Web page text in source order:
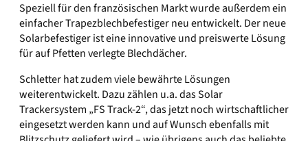
Speziell für den französischen Markt wurde außerdem ein
einfacher Trapezblechbefestiger neu entwickelt. Der neue
Solarbefestiger ist eine innovative und preiswerte Lösung
für auf Pfetten verlegte Blechdächer.
Schletter hat zudem viele bewährte Lösungen
weiterentwickelt. Dazu zählen u.a. das Solar
Trackersystem „FS Track-2“, das jetzt noch wirtschaftlicher
eingesetzt werden kann und auf Wunsch ebenfalls mit